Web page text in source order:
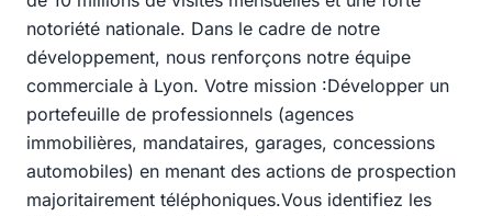
notoriété nationale. Dans le cadre de notre
développement, nous renforçons notre équipe
commerciale à Lyon. Votre mission :Développer un
portefeuille de professionnels (agences
immobilières, mandataires, garages, concessions
automobiles) en menant des actions de prospection
majoritairement téléphoniques.Vous identifiez les